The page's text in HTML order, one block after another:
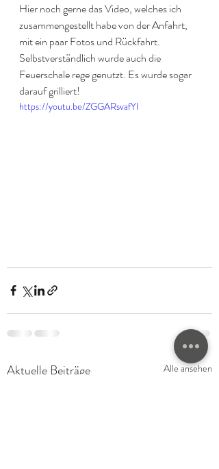
Hier noch gerne das Video, welches ich
zusammengestellt habe von der Anfahrt,
mit ein paar Fotos und Rückfahrt.
Selbstverständlich wurde auch die
Feuerschale rege genutzt. Es wurde sogar
darauf grilliert!
https://youtu.be/ZGGARsvafYI
Aktuelle Beiträge Alle ansehen